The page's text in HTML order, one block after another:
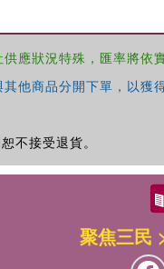
應狀況特殊，匯率將依
他商品分開下單，以獲
不接受退貨。
聚焦三民